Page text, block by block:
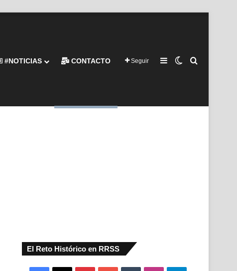
#NOTICIAS CONTACTO Seguir Barra lateral
Switch skin
El Reto Histórico en RRSS